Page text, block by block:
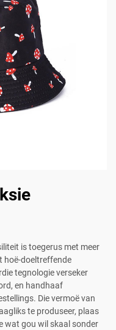
is toegerus met meer
hoë-doeltreffende
tegnologie verseker
en handhaaf
Die vermoë van
te produseer, plaas
wat gou wil skaal sonder